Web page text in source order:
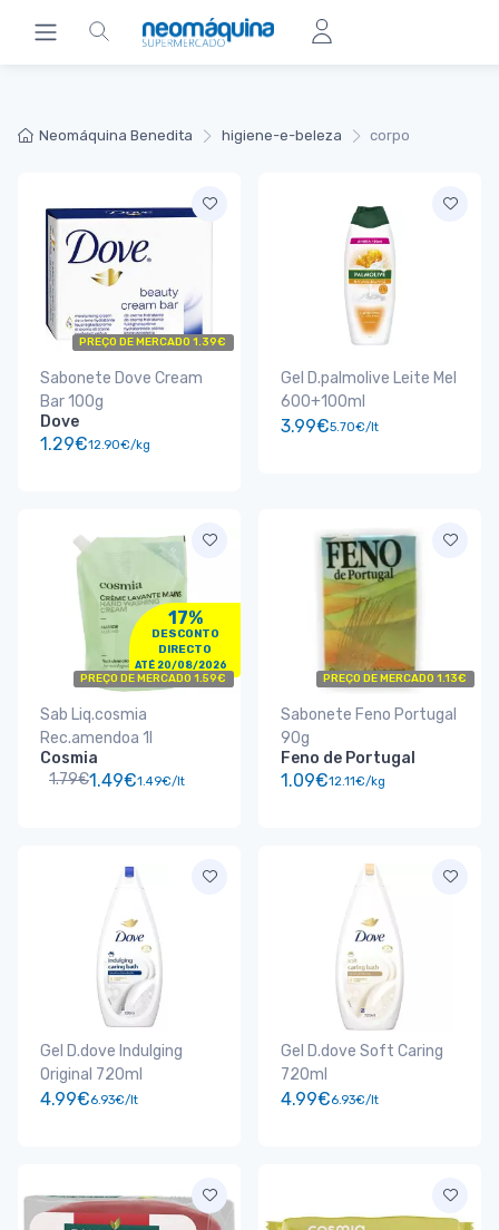
Neomáquina Benedita higiene-e-beleza corpo
PREÇO DE MERCADO 1.39€
Sabonete Dove Cream
Bar 100g
Dove
1.29€12.90€/kg
Gel D.palmolive Leite Mel
600+100ml
3.99€5.70€/lt
17%
DESCONTO
DIRECTO
ATÉ 20/08/2026
PREÇO DE MERCADO 1.59€
Sab Liq.cosmia
Rec.amendoa 1l
Cosmia
1.79€1.49€1.49€/lt
PREÇO DE MERCADO 1.13€
Sabonete Feno Portugal
90g
Feno de Portugal
1.09€12.11€/kg
Gel D.dove Indulging
Original 720ml
4.99€6.93€/lt
Gel D.dove Soft Caring
720ml
4.99€6.93€/lt